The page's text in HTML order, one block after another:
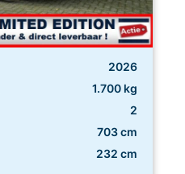
2026
1.700 kg
2
703 cm
232 cm